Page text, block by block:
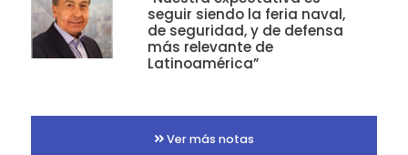
seguir siendo la feria naval,
de seguridad, y de defensa
más relevante de
Latinoamérica”
Ver más notas